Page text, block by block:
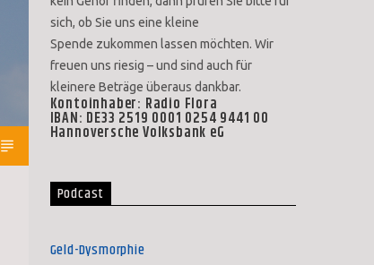
sich, ob Sie uns eine kleine
Spende zukommen lassen möchten. Wir
freuen uns riesig – und sind auch für
kleinere Beträge überaus dankbar.
Kontoinhaber: Radio Flora
IBAN: DE33 2519 0001 0254 9441 00
Hannoversche Volksbank eG
Podcast
Geld-Dysmorphie